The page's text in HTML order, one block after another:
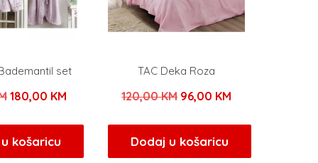
set
Izvorna
bila
je:
180,00 KM
180,00 KM.
košaricu
TAC Deka Roza
120,00KM Izvorna
bila
je:
96,00 KM
96,00 KM.
Dodaj u košaricu